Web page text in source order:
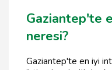
Gaziantep'te
neresi?
Gaziantep'te en iyi